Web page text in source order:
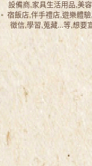
設備商,家具生活用品,美
宿飯店,伴手禮店,遊樂體
徵信,學習,蒐藏...等,想要